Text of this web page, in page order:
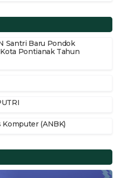
Santri Baru Pondok
Pontianak Tahun
(ANBK)